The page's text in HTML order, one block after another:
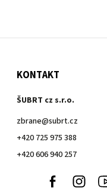
KONTAKT
ŠUBRT cz s.r.o.
zbrane@subrt.cz
+420 725 975 388
+420 606 940 257
+420
Facebook